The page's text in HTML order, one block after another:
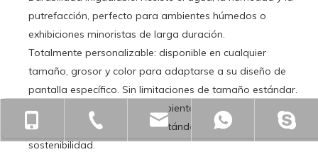
putrefacción, perfecto para ambientes húmedos o
exhibiciones minoristas de larga duración.
Totalmente personalizable: disponible en cualquier
tamaño, grosor y color para adaptarse a su diseño de
pantalla específico. Sin limitaciones de tamaño estándar.
Respetuoso con el medio ambiente: material 100%
reciclable, alineado con los estándares modernos de
sostenibilidad.
+86-18901563989+86-512-55391251 +86-